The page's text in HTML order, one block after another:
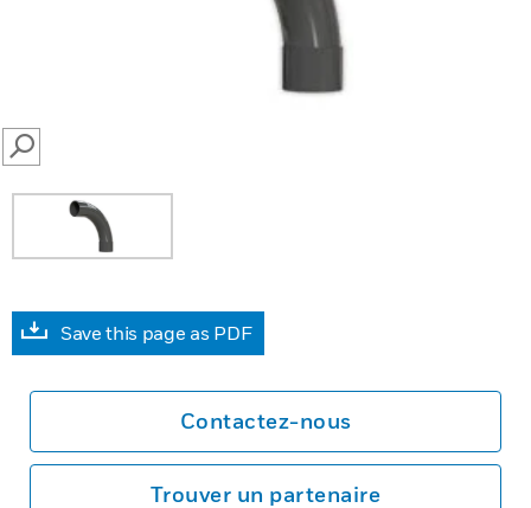
SEARCH
Save this page as PDF
Contactez-nous
Trouver un partenaire